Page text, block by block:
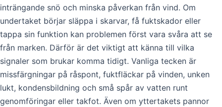
inträngande snö och minska påverkan från vind. Om
undertaket börjar släppa i skarvar, få fuktskador eller
tappa sin funktion kan problemen först vara svåra att se
från marken. Därför är det viktigt att känna till vilka
signaler som brukar komma tidigt. Vanliga tecken är
missfärgningar på råspont, fuktfläckar på vinden, unken
lukt, kondensbildning och små spår av vatten runt
genomföringar eller takfot. Även om yttertakets pannor